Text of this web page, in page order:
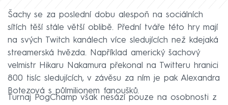
Šachy se za poslední dobu alespoň na sociálních
sítích těší stále větší oblibě. Přední tváře této hry mají
na svých Twitch kanálech více sledujících než kdejaká
streamerská hvězda. Například americký šachový
velmistr Hikaru Nakamura překonal na Twitteru hranici
800 tisíc sledujících, v závěsu za ním je pak Alexandra
Botezová s půlmilionem fanoušků.
Turnaj PogChamp však nesází pouze na osobnosti z